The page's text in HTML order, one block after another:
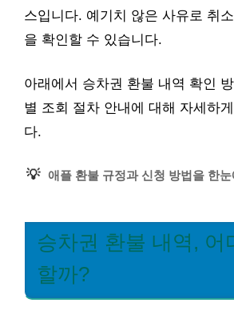
스입니다. 예기치 않은 사유로 취
을 확인할 수 있습니다.
아래에서 승차권 환불 내역 확인
별 조회 절차 안내에 대해 자세하
다.
💡 애플 환불 규정과 신청 방법을 한
승차권 환불 내역, 어
할까?